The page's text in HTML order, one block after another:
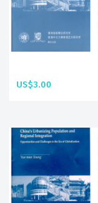
US$3.00